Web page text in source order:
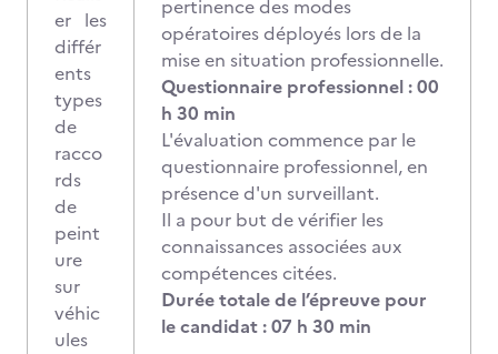
er les
différ
ents
types
de
racco
rds
de
peint
ure
sur
véhic
ules
pertinence des modes
opératoires déployés lors de la
mise en situation professionnelle.
Questionnaire professionnel : 00
h 30 min
L'évaluation commence par le
questionnaire professionnel, en
présence d'un surveillant.
Il a pour but de vérifier les
connaissances associées aux
compétences citées.
Durée totale de l’épreuve pour
le candidat : 07 h 30 min